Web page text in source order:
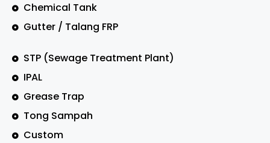
Chemical Tank
Gutter / Talang FRP
STP (Sewage Treatment Plant)
IPAL
Grease Trap
Tong Sampah
Custom